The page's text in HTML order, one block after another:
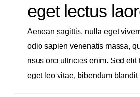
eget lectus
Aenean sagittis, nulla eget
odio sapien venenatis massa,
risus orci ultricies enim. Sed elit
eget leo vitae, bibendum blandit